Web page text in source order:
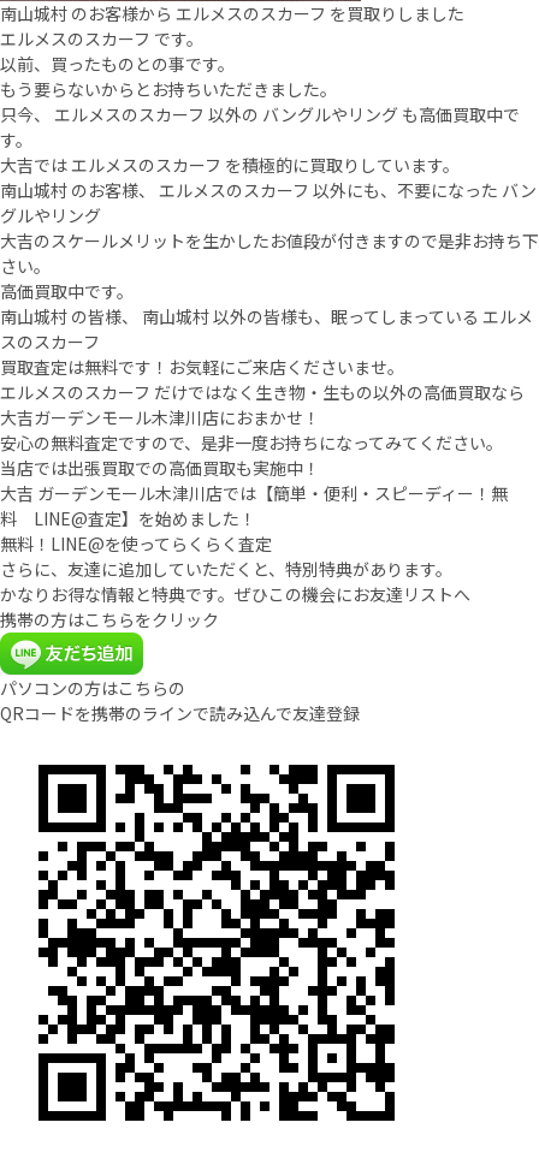
南山城村 のお客様から エルメスのスカーフ を買取りしました
エルメスのスカーフ です。
以前、買ったものとの事です。
もう要らないからとお持ちいただきました。
只今、 エルメスのスカーフ 以外の バングルやリング も高価買取中で
す。
大吉では エルメスのスカーフ を積極的に買取りしています。
南山城村 のお客様、 エルメスのスカーフ 以外にも、不要になった バン
グルやリング
大吉のスケールメリットを生かしたお値段が付きますので是非お持ち下
さい。
高価買取中です。
南山城村 の皆様、 南山城村 以外の皆様も、眠ってしまっている エルメ
スのスカーフ
買取査定は無料です！お気軽にご来店くださいませ。
エルメスのスカーフ だけではなく生き物・生もの以外の高価買取なら
大吉ガーデンモール木津川店におまかせ！
安心の無料査定ですので、是非一度お持ちになってみてください。
当店では出張買取での高価買取も実施中！
大吉 ガーデンモール木津川店では【簡単・便利・スピーディー！無
料 LINE@査定】を始めました！
無料！LINE@を使ってらくらく査定
さらに、友達に追加していただくと、特別特典があります。
かなりお得な情報と特典です。ぜひこの機会にお友達リストへ
携帯の方はこちらをクリック
パソコンの方はこちらの
QRコードを携帯のラインで読み込んで友達登録